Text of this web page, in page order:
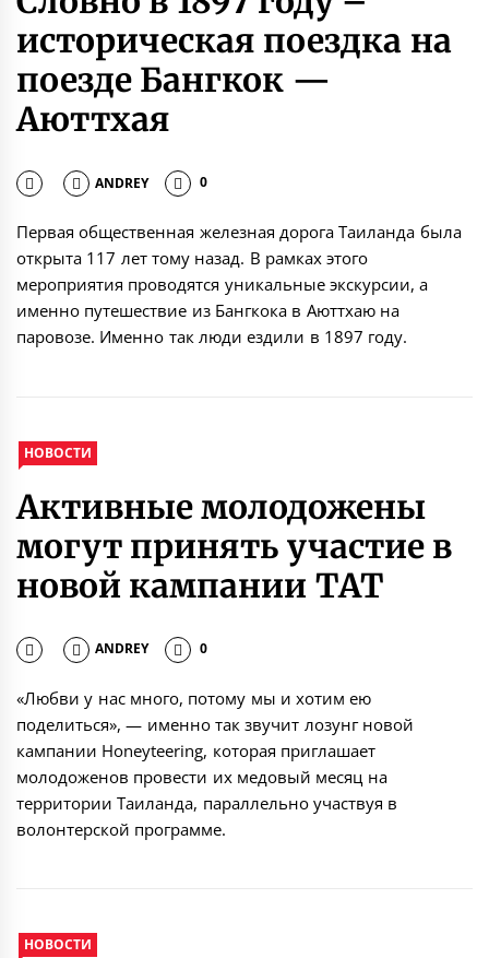
историческая поездка на
поезде Бангкок —
Аюттхая
ANDREY 0
Первая общественная железная дорога Таиланда была
открыта 117 лет тому назад. В рамках этого
мероприятия проводятся уникальные экскурсии, а
именно путешествие из Бангкока в Аюттхаю на
паровозе. Именно так люди ездили в 1897 году.
НОВОСТИ
Активные молодожены
могут принять участие в
новой кампании ТАТ
ANDREY 0
«Любви у нас много, потому мы и хотим ею
поделиться», — именно так звучит лозунг новой
кампании Honeyteering, которая приглашает
молодоженов провести их медовый месяц на
территории Таиланда, параллельно участвуя в
волонтерской программе.
НОВОСТИ